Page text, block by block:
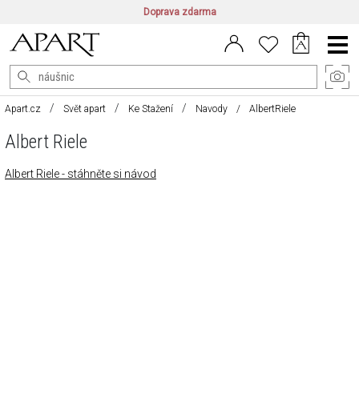
Doprava zdarma
CZ/CZK | EN/EUR PL/PLN
Main
Menu
Apart.cz Svět apart Ke Stažení Navody AlbertRiele
Albert Riele
Albert Riele - stáhněte si návod